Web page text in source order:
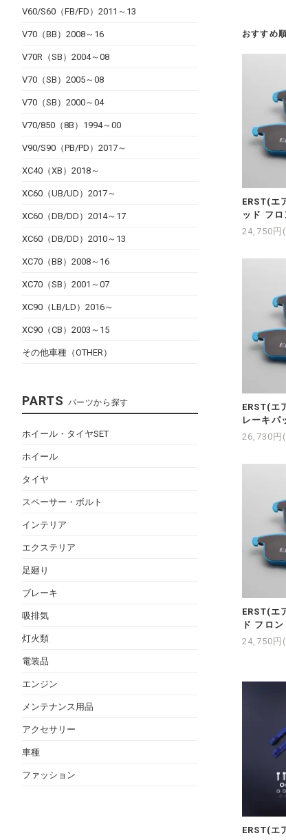
おすすめ順
ERST(エ
ッド フ
24,750円
ERST(
レーキパ
26,730円
ERST(エ
ド フロ
24,750円
ERST(エ
V60/S60（FB/FD）2011～13
V70（BB）2008～16
V70R（SB）2004～08
V70（SB）2005～08
V70（SB）2000～04
V70/850（8B）1994～00
V90/S90（PB/PD）2017～
XC40（XB）2018～
XC60（UB/UD）2017～
XC60（DB/DD）2014～17
XC60（DB/DD）2010～13
XC70（BB）2008～16
XC70（SB）2001～07
XC90（LB/LD）2016～
XC90（CB）2003～15
その他車種（OTHER）
PARTS パーツから探す
ホイール・タイヤSET
ホイール
タイヤ
スペーサー・ボルト
インテリア
エクステリア
足廻り
ブレーキ
吸排気
灯火類
電装品
エンジン
メンテナンス用品
アクセサリー
車種
ファッション